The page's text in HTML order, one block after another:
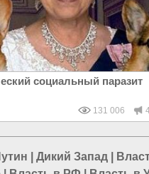
социальный паразит
131 006
Дикий Запад